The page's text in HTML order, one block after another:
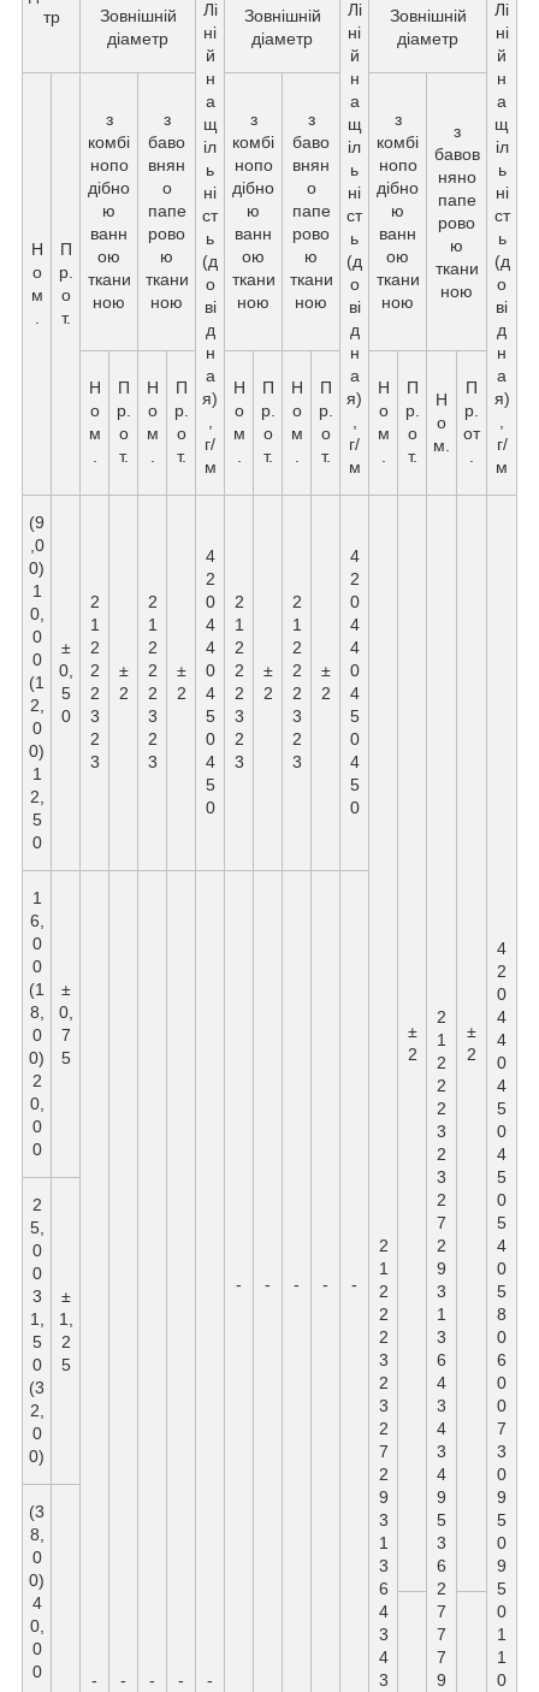
тр
Зовнішній
діаметр
Лі
ні
й
н
а
щ
іл
ь
ні
ст
ь
(д
о
ві
д
н
а
я)
г/
м
Зовнішній
діаметр
Лі
ні
й
н
а
щ
іл
ь
ні
ст
ь
(д
о
ві
д
н
а
я)
г/
м
Зовнішній
діаметр
Лі
ні
й
н
а
щ
іл
ь
ні
ст
ь
(д
о
ві
д
н
а
я)
г/
м
Н
о
м
П
р.
о
т.
з
комбі
нопо
дібно
ю
ванн
ою
ткани
ною
з
баво
внян
о
папе
рово
ю
ткани
ною
з
комбі
нопо
дібно
ю
ванн
ою
ткани
ною
з
баво
внян
о
папе
рово
ю
ткани
ною
з
комбі
нопо
дібно
ю
ванн
ою
ткани
ною
з
бавов
няно
папе
рово
ю
ткани
ною
Н
о
м
П
р.
о
т.
Н
о
м
П
р.
о
т.
Н
о
м
П
р.
о
т.
Н
о
м
П
р.
о
т.
Н
о
м
П
р.
о
т.
Н
о
м.
П
р.
от
(9
,0
0)
1
0,
0
0
(1
2,
0
0)
1
2,
5
0
±
0,
5
0
2
1
2
2
2
3
2
3
±
2
2
1
2
2
2
3
2
3
±
2
4
2
0
4
4
0
4
5
0
4
5
0
2
1
2
2
2
3
2
3
±
2
2
1
2
2
2
3
2
3
±
2
4
2
0
4
4
0
4
5
0
4
5
0
2
1
2
2
2
3
2
3
2
7
2
9
3
1
3
6
4
3
4
3
±
2
2
1
2
2
2
3
2
3
2
7
2
9
3
1
3
6
4
3
4
3
4
9
5
3
6
2
7
7
7
9
±
2
4
2
0
4
4
0
4
5
0
4
5
0
5
4
0
5
8
0
6
0
0
7
3
0
9
5
0
9
5
0
1
1
0
1
6,
0
0
(1
8,
0
0)
2
0,
0
0
±
0,
7
5
- - - - -
- - - - -
2
5,
0
0
3
1,
5
0
(3
2,
0
0)
±
1,
2
5
(3
8,
0
0)
4
0,
0
0